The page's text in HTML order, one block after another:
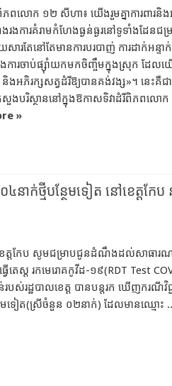
ភពលោក ១២ សីហា៖ យើងរួមគ្នាការពារនិង
ងការគំរាមកំហែងធ្ងន់ធ្ងរនៅទូទាំងដែនជម្
តែនៅតែមានការបរបាញ់ ការដាក់អន្ទាក់
ារចាប់ផ្ស៊ាំយកមកចិញ្ចឹមក្នុងស្រុក ដែល
ងអភិរក្សសត្វដំរីឱ្យបានគង់វង្ស»។ នេះគឺជាក
រសួងបរិស្ថាននៅក្នុងឱកាសទិវាដំរីពិភពល
»
ក់ថ្មីបន្ថែមទៀត នៅខេត្តកែប
លខេត្តកែប សូមជម្រាបជូនដំណឹងដល់សាធារ
វើតេស្ត រកមេរោគកូវីដ-១៩(RDT Test
ន់របស់រដ្ឋបាលខេត្ត បានបន្តរក ឃើញករណី
មទៀត(ស្រីចំនួន ០២នាក់) ដែលមានឈ្មោះ